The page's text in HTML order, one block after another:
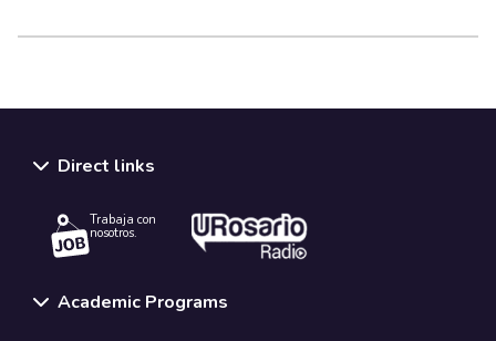
Direct links
Trabaja con
nosotros.
Academic Programs